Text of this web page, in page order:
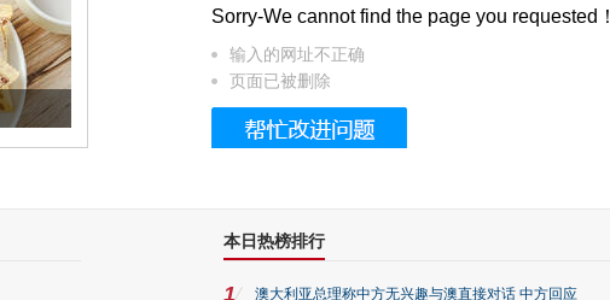
被列入佛家七宝的它到底有多美？
Sorry-We cannot find the page you requested！
输入的网址不正确
页面已被删除
本日热榜排行
1 澳大利亚总理称中方无兴趣与澳直接对话 中方回应